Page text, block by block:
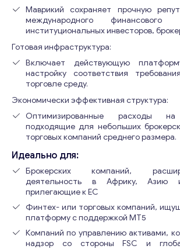
Консультация
Маврикий сохраняет прочную
международного
институциональных инвесторов,
Готовая инфраструктура:
Включает действующую
настройку соответствия
торговле среду.
Экономически эффективная структура:
Оптимизированные расходы на
подходящие для небольших
торговых компаний среднего размера.
Идеально для:
Брокерских компаний,
деятельность в Африку, Азию
прилегающие к ЕС
Финтех- или торговых компаний,
платформу с поддержкой MT5
Компаний по управлению активами,
надзор со стороны FSC и